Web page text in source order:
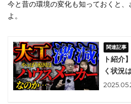
今と昔の環境の変化も知っておくと
よ。
ト紹介
く状況